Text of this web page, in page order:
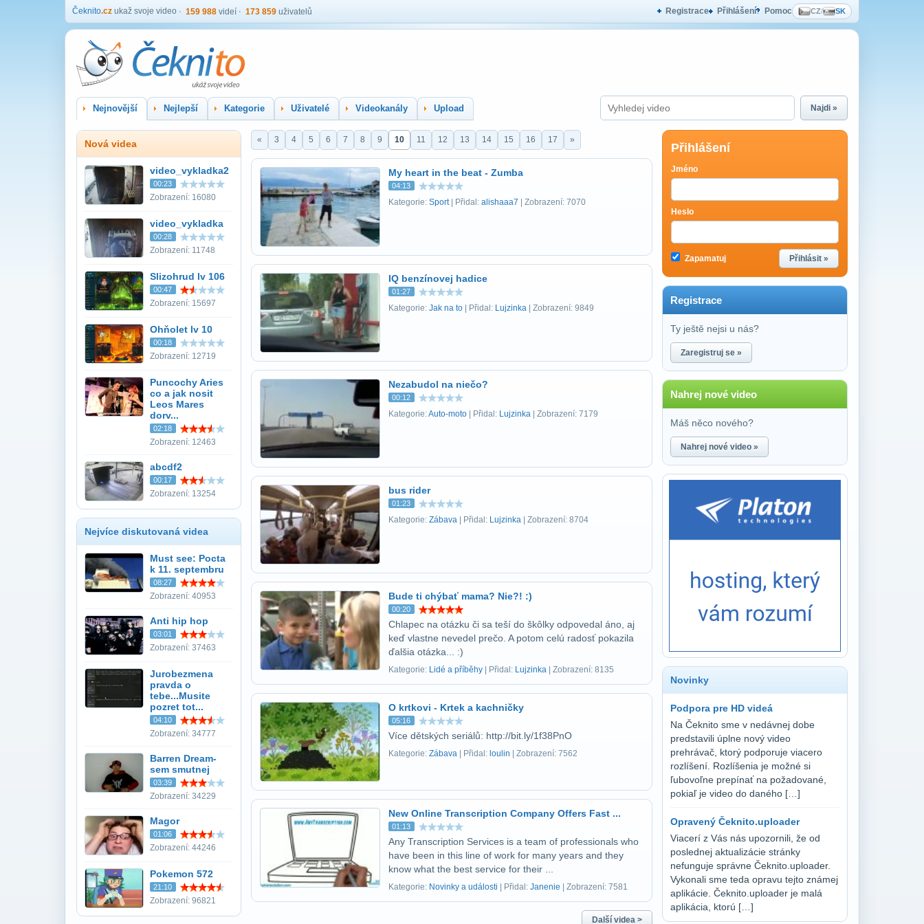
Čeknito.cz ukaž svoje video 159 988 videí 173 859 uživatelů Registrace Přihlášení Pomoc CZ/ SK
Nejnovější Nejlepší Kategorie Uživatelé Videokanály Upload Najdi »
Nová videa
video_vykladka2
00:23
Zobrazení: 16080
video_vykladka
00:28
Zobrazení: 11748
Slizohrud lv 106
00:47
Zobrazení: 15697
Ohňolet lv 10
00:18
Zobrazení: 12719
Puncochy Aries
co a jak nosit
Leos Mares
dorv...
02:18
Zobrazení: 12463
abcdf2
00:17
Zobrazení: 13254
Nejvíce diskutovaná videa
Must see: Pocta
k 11. septembru
08:27
Zobrazení: 40953
Anti hip hop
03:01
Zobrazení: 37463
Jurobezmena
pravda o
tebe...Musite
pozret tot...
04:10
Zobrazení: 34777
Barren Dream-
sem smutnej
03:39
Zobrazení: 34229
Magor
01:06
Zobrazení: 44246
Pokemon 572
21:10
Zobrazení: 96821
« 3 4 5 6 7 8 9 10 11 12 13 14 15 16 17 »
My heart in the beat - Zumba
04:13
Kategorie: Sport| Přidal: alishaaa7 | Zobrazení: 7070
IQ benzínovej hadice
01:27
Kategorie: Jak na to | Přidal: Lujzinka | Zobrazení: 9849
Nezabudol na niečo?
00:12
Kategorie:Auto-moto | Přidal: Lujzinka | Zobrazení: 7179
bus rider
01:23
Kategorie: Zábava | Přidal: Lujzinka | Zobrazení: 8704
Bude ti chýbať mama? Nie?! :)
00:20
Chlapec na otázku či sa teší do škôlky odpovedal áno, aj
keď vlastne nevedel prečo. A potom celú radosť pokazila
ďalšia otázka... :)
Kategorie: Lidé a příběhy | Přidal: Lujzinka | Zobrazení: 8135
O krtkovi - Krtek a kachničky
05:16
Více dětských seriálů: http://bit.ly/1f38PnO
Kategorie: Zábava | Přidal: loulin | Zobrazení: 7562
New Online Transcription Company Offers Fast ...
01:13
Any Transcription Services is a team of professionals who
have been in this line of work for many years and they
know what the best service for their ...
Kategorie: Novinky a události | Přidal: Janenie | Zobrazení: 7581
Další videa >
Přihlášení
Jméno
Heslo
Zapamatuj Přihlásit »
Registrace
Ty ještě nejsi u nás?
Zaregistruj se »
Nahrej nové video
Máš něco nového?
Nahrej nové video »
Novinky
Podpora pre HD videá
Na Čeknito sme v nedávnej dobe
predstavili úplne nový video
prehrávač, ktorý podporuje viacero
rozlíšení. Rozlíšenia je možné si
ľubovoľne prepínať na požadované,
pokiaľ je video do daného […]
Opravený Čeknito.uploader
Viacerí z Vás nás upozornili, že od
poslednej aktualizácie stránky
nefunguje správne Čeknito.uploader.
Vykonali sme teda opravu tejto známej
aplikácie. Čeknito.uploader je malá
aplikácia, ktorú […]